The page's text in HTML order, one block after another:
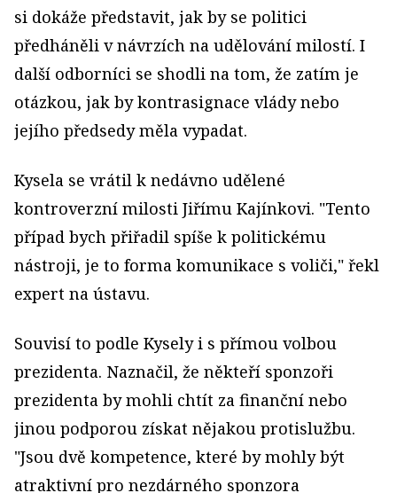
si dokáže představit, jak by se politici
předháněli v návrzích na udělování milostí. I
další odborníci se shodli na tom, že zatím je
otázkou, jak by kontrasignace vlády nebo
jejího předsedy měla vypadat.
Kysela se vrátil k nedávno udělené
kontroverzní milosti Jiřímu Kajínkovi. "Tento
případ bych přiřadil spíše k politickému
nástroji, je to forma komunikace s voliči," řekl
expert na ústavu.
Souvisí to podle Kysely i s přímou volbou
prezidenta. Naznačil, že někteří sponzoři
prezidenta by mohli chtít za finanční nebo
jinou podporou získat nějakou protislužbu.
"Jsou dvě kompetence, které by mohly být
atraktivní pro nezdárného sponzora